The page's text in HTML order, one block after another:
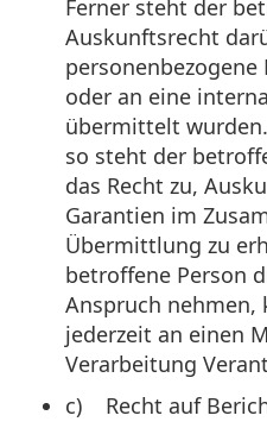
Ferner steht der
Auskunftsrecht
oder an eine
übermittelt
so steht der
das Recht zu,
Garantien im
Übermittlung zu
betroffene Person
Anspruch nehmen,
jederzeit an einen
Verarbeitung
c) Recht auf